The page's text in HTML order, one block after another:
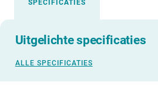
SPECIFICATIES
Uitgelichte specificaties
ALLE SPECIFICATIES